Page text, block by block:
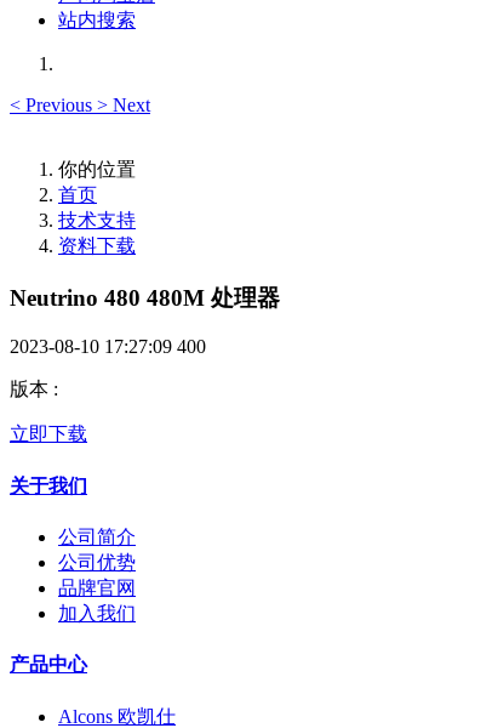
站内搜索
< Previous > Next
你的位置
首页
技术支持
资料下载
Neutrino 480 480M 处理器
2023-08-10 17:27:09 400
版本 :
立即下载
关于我们
公司简介
公司优势
品牌官网
加入我们
产品中心
Alcons 欧凯仕